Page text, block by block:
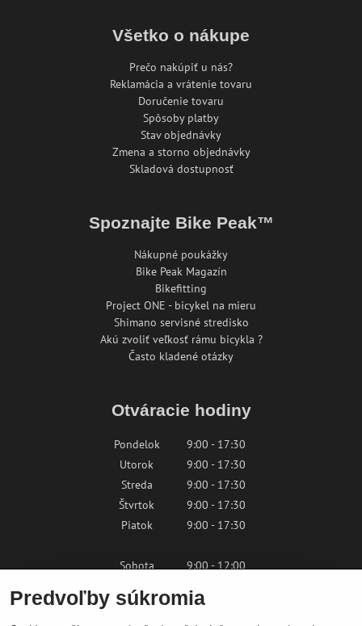
Všetko o nákupe
Prečo nakúpiť u nás?
Reklamácia a vrátenie tovaru
Doručenie tovaru
Spôsoby platby
Stav objednávky
Zmena a storno objednávky
Skladová dostupnosť
Spoznajte Bike Peak™
Nákupné poukážky
Bike Peak Magazín
Bikefitting
Project ONE - bicykel na mieru
Shimano servisné stredisko
Akú zvoliť veľkosť rámu bicykla ?
Často kladené otázky
Otváracie hodiny
Pondelok
9:00 - 17:30
Utorok
9:00 - 17:30
Streda
9:00 - 17:30
Štvrtok
9:00 - 17:30
Piatok
9:00 - 17:30
Sobota
9:00 - 12:00
Predvoľby súkromia